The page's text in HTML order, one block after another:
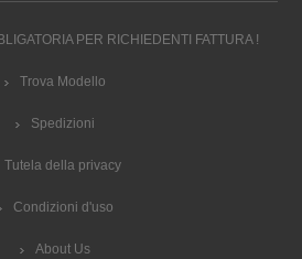
PER RICHIEDENTI FATTURA !
Trova Modello
Spedizioni
Tutela della privacy
Condizioni d'uso
About Us